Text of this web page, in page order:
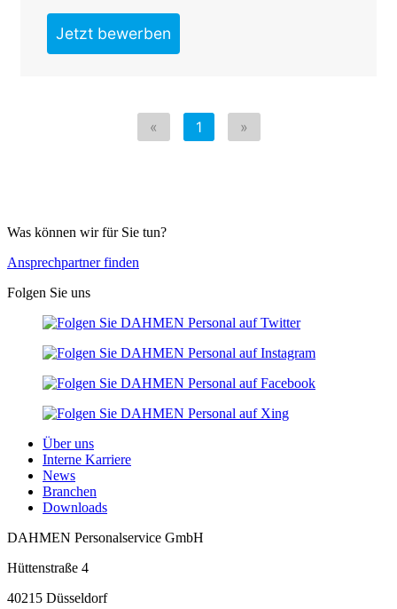
Was können wir für Sie tun?
Ansprechpartner finden
Folgen Sie uns
Über uns
Interne Karriere
News
Branchen
Downloads
DAHMEN Personalservice GmbH
Hüttenstraße 4
40215 Düsseldorf